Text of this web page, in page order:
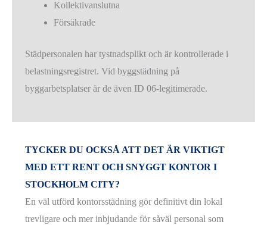
Kollektivanslutna
Försäkrade
Städpersonalen har tystnadsplikt och är kontrollerade i
belastningsregistret. Vid byggstädning på
byggarbetsplatser är de även ID 06-legitimerade.
TYCKER DU OCKSÅ ATT DET ÄR VIKTIGT
MED ETT RENT OCH SNYGGT KONTOR I
STOCKHOLM CITY?
En väl utförd kontorsstädning gör definitivt din lokal
trevligare och mer inbjudande för såväl personal som